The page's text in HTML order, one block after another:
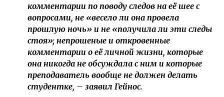
комментарии по поводу следов на её шее с
вопросами, не «весело ли она провела
прошлую ночь» и не «получила ли эти следы
стоя»; непрошеные и откровенные
комментарии о её личной жизни, которые
она никогда не обсуждала с ним и которые
преподаватель вообще не должен делать
студентке, – заявил Гейнос.